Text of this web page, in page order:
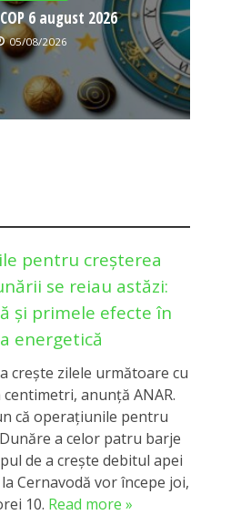
6 august 2026
05/08/2026
pentru creșterea
se reiau astăzi:
și primele efecte în
energetică
crește zilele următoare cu
anunță ANAR.
că operaţiunile pentru
a celor patru barje
de a creşte debitul apei
Cernavodă vor începe joi,
10. Read more »